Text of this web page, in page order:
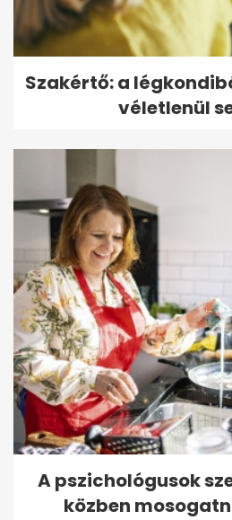
Szakértő: a
véletlenül
A pszichológusok
közben